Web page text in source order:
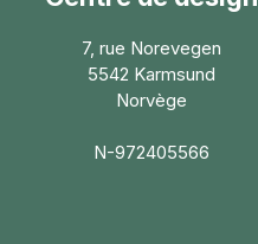
7, rue Norevegen
5542 Karmsund
Norvège
N-972405566